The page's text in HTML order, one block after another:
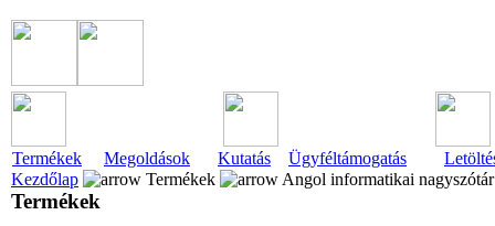
Termékek Megoldások Kutatás Ügyféltámogatás
Kezdőlap
Termékek Angol informatikai nagyszótár
Termékek